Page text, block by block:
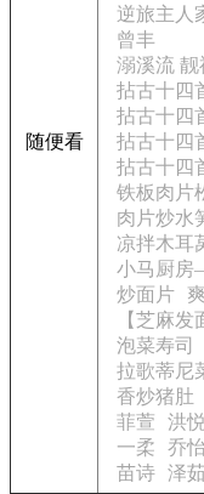
随便看
逆旅主人
曾丰
溺溪流 靓
拈古十四
拈古十四
拈古十四
拈古十四
铁板肉片
肉片炒水
凉拌木耳
小马厨房
炒面片
【芝麻发
泡菜寿司
拉歌蒂尼
香炒猪肚
菲萱
洪
一柔
乔
苗诗 泽茹